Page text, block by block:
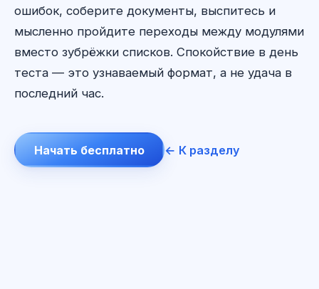
ошибок, соберите документы, выспитесь и
мысленно пройдите переходы между модулями
вместо зубрёжки списков. Спокойствие в день
теста — это узнаваемый формат, а не удача в
последний час.
Начать бесплатно ← К разделу